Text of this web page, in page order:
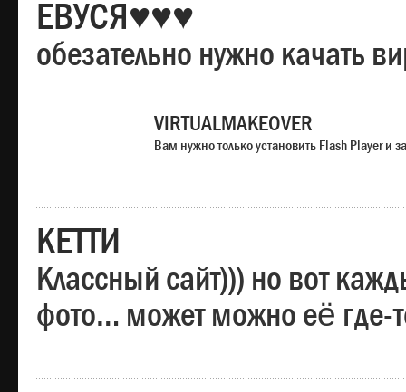
ЕВУСЯ♥♥♥
обезательно нужно качать
VIRTUALMAKEOVER
Вам нужно только установить Flash Player и
КЕТТИ
Классный сайт))) но вот
фото… может можно её где-